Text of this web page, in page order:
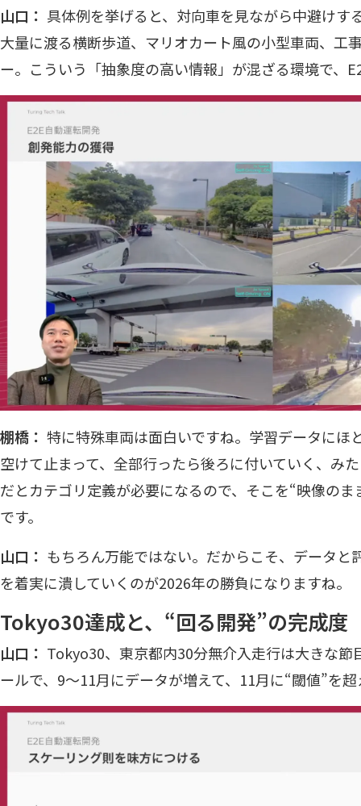
山口： 具体例を挙げると、対向車を見ながら中避けす
大量に渡る横断歩道、マリオカート風の小型車両、工
ー。こういう「抽象度の高い情報」が混ざる環境で、
棚橋： 特に特殊車両は面白いですね。学習データにほ
空けて止まって、全部行ったら後ろに付いていく、み
だとカテゴリ定義が必要になるので、そこを“映像の
です。
山口： もちろん万能ではない。だからこそ、データと
を着実に潰していくのが2026年の勝負になりますね。
Tokyo30達成と、“回る開発”の完成度
山口： Tokyo30、東京都内30分無介入走行は大きな節
ールで、9〜11月にデータが増えて、11月に“閾値”を